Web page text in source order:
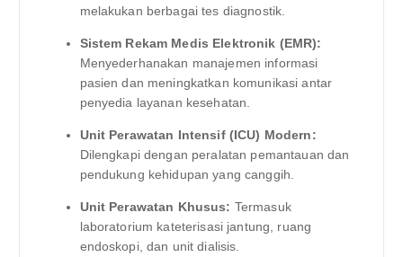
melakukan berbagai tes diagnostik.
Sistem Rekam Medis Elektronik (EMR):
Menyederhanakan manajemen informasi
pasien dan meningkatkan komunikasi antar
penyedia layanan kesehatan.
Unit Perawatan Intensif (ICU) Modern:
Dilengkapi dengan peralatan pemantauan dan
pendukung kehidupan yang canggih.
Unit Perawatan Khusus: Termasuk
laboratorium kateterisasi jantung, ruang
endoskopi, dan unit dialisis.